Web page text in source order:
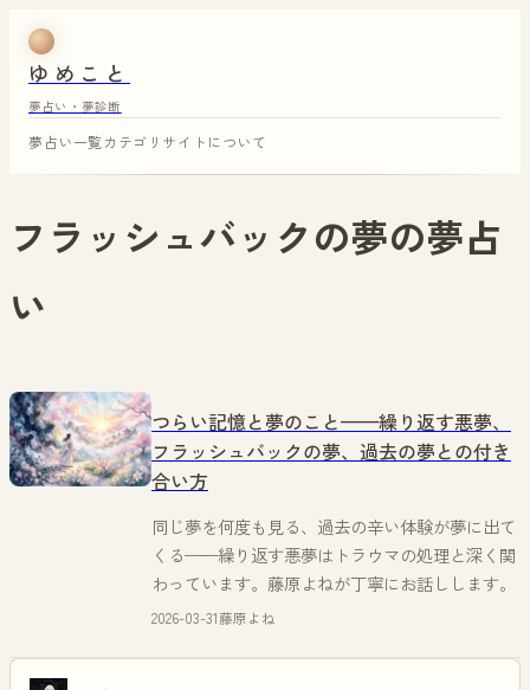
ゆめこと
夢占い・夢診断
夢占い一覧カテゴリ サイトについて
フラッシュバックの夢の夢占
い
つらい記憶と夢のこと——繰り返す悪夢、
フラッシュバックの夢、過去の夢との付き
合い方
同じ夢を何度も見る、過去の辛い体験が夢に出て
くる——繰り返す悪夢はトラウマの処理と深く関
わっています。藤原よねが丁寧にお話しします。
2026-03-31藤原よね